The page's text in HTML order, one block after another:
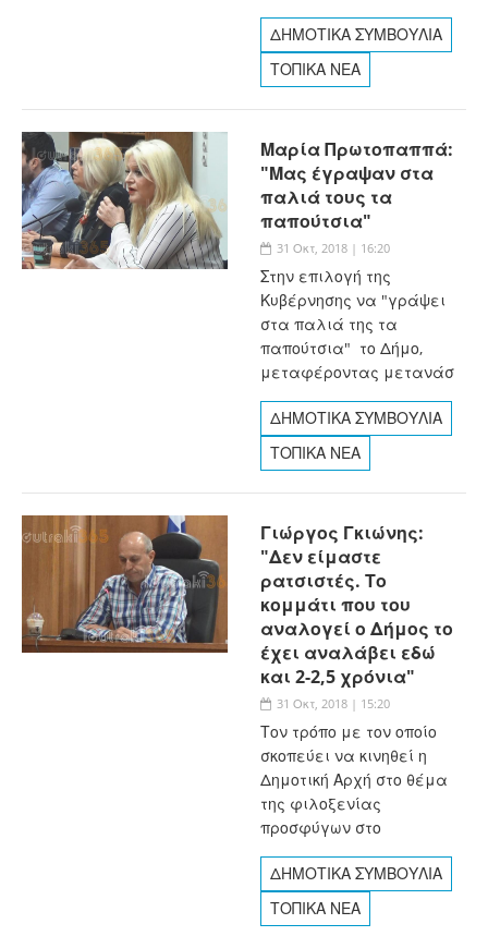
ΔΗΜΟΤΙΚΑ ΣΥΜΒΟΥΛΙΑ
ΤΟΠΙΚΑ ΝΕΑ
Μαρία Πρωτοπαππά:
"Μας έγραψαν στα
παλιά τους τα
παπούτσια"
31 Οκτ, 2018 | 16:20
Στην επιλογή της
Κυβέρνησης να "γράψει
στα παλιά της τα
παπούτσια" το Δήμο,
μεταφέροντας μετανάσ
ΔΗΜΟΤΙΚΑ ΣΥΜΒΟΥΛΙΑ
ΤΟΠΙΚΑ ΝΕΑ
Γιώργος Γκιώνης:
"Δεν είμαστε
ρατσιστές. Το
κομμάτι που του
αναλογεί ο Δήμος το
έχει αναλάβει εδώ
και 2-2,5 χρόνια"
31 Οκτ, 2018 | 15:20
Τον τρόπο με τον οποίο
σκοπεύει να κινηθεί η
Δημοτική Αρχή στο θέμα
της φιλοξενίας
προσφύγων στο
ΔΗΜΟΤΙΚΑ ΣΥΜΒΟΥΛΙΑ
ΤΟΠΙΚΑ ΝΕΑ